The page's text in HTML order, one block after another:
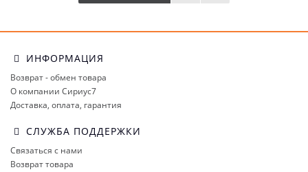
ИНФОРМАЦИЯ
Возврат - обмен товара
О компании Сириус7
Доставка, оплата, гарантия
СЛУЖБА ПОДДЕРЖКИ
Связаться с нами
Возврат товара